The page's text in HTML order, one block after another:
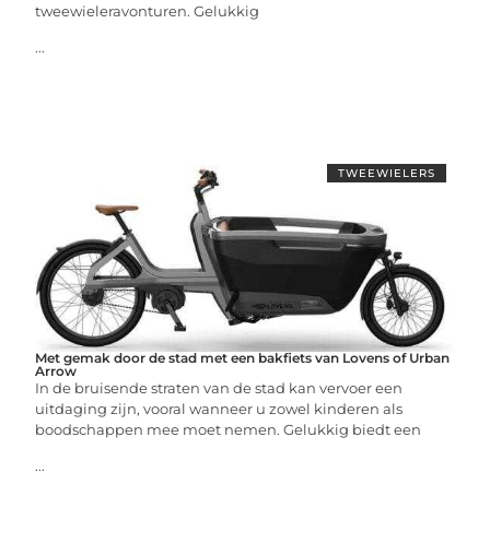
tweewieleravonturen. Gelukkig
...
TWEEWIELERS
Met gemak door de stad met een bakfiets van Lovens of Urban
Arrow
In de bruisende straten van de stad kan vervoer een
uitdaging zijn, vooral wanneer u zowel kinderen als
boodschappen mee moet nemen. Gelukkig biedt een
...